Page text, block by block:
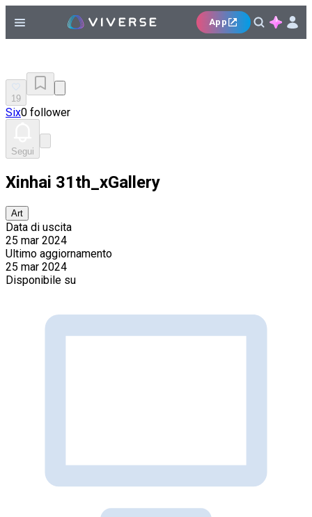
App
19
Six0 follower
Segui
Xinhai 31th_xGallery
Art
Data di uscita
25 mar 2024
Ultimo aggiornamento
25 mar 2024
Disponibile su